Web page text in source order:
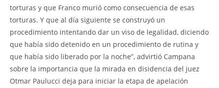
torturas y que Franco murió como consecuencia de esas
torturas. Y que al día siguiente se construyó un
procedimiento intentando dar un viso de legalidad, diciendo
que había sido detenido en un procedimiento de rutina y
que había sido liberado por la noche”, advirtió Campana
sobre la importancia que la mirada en disidencia del juez
Otmar Paulucci deja para iniciar la etapa de apelación